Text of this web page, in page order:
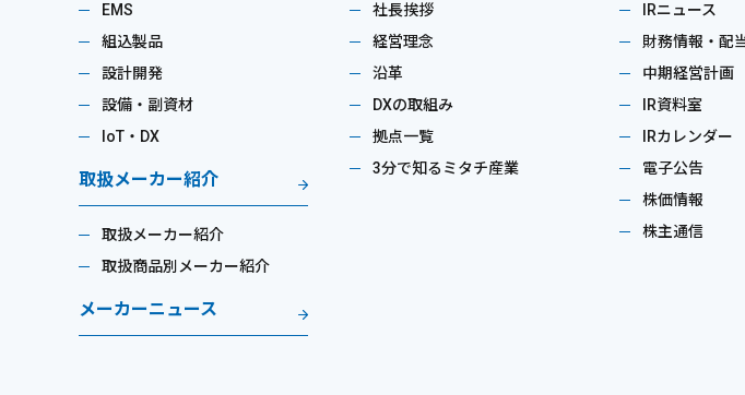
EMS
組込製品
設計開発
設備・副資材
IoT・DX
取扱メーカー紹介
取扱メーカー紹介
取扱商品別メーカー紹介
メーカーニュース
社長挨拶
経営理念
沿革
DXの取組み
拠点一覧
3分で知るミタチ産業
IRニュース
財務情報・配
中期経営計画
IR資料室
IRカレンダー
電子公告
株価情報
株主通信